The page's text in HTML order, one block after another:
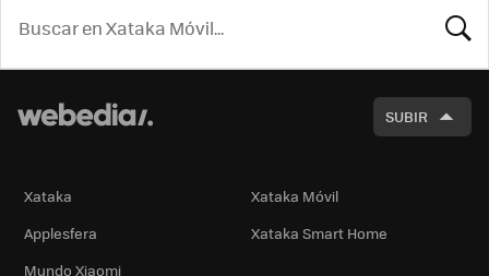
SUBIR
Xataka
Xataka Móvil
Applesfera
Xataka Smart Home
Mundo Xiaomi